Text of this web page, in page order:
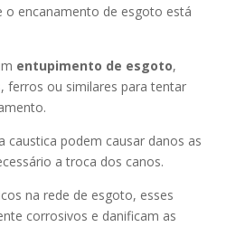
o encanamento de esgoto está
entupimento de esgoto,
ferros ou similares para tentar
caustica podem causar danos as
a troca dos canos.
na rede de esgoto, esses
corrosivos e danificam as